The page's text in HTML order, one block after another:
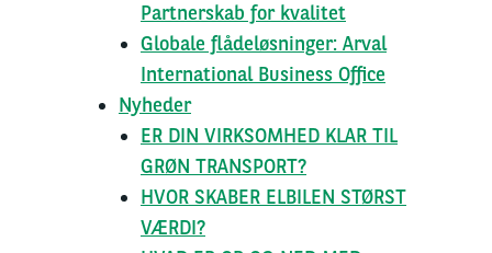
Partnerskab for kvalitet
Globale flådeløsninger: Arval
International Business Office
Nyheder
ER DIN VIRKSOMHED KLAR TIL
GRØN TRANSPORT?
HVOR SKABER ELBILEN STØRST
VÆRDI?